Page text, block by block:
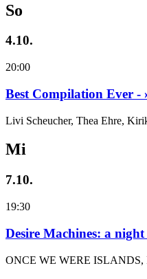
So
4.10.
20:00
Best Compilation Ever -
Livi Scheucher, Thea Ehre,
Mi
7.10.
19:30
Desire Machines: a
ONCE WE WERE ISLANDS,